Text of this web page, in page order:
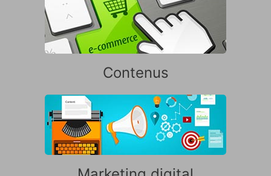
Contenus